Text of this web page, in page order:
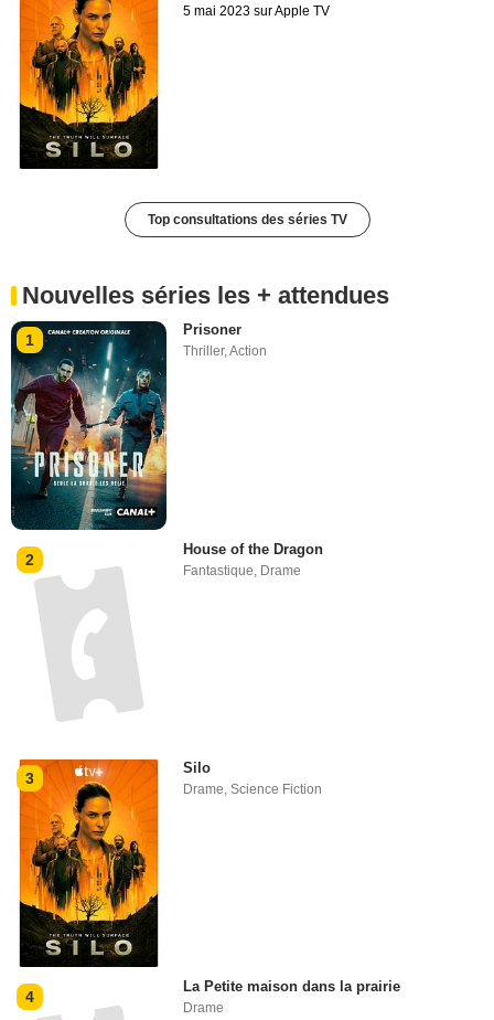
5 mai 2023 sur Apple TV
Top consultations des séries TV
Nouvelles séries les + attendues
1
Prisoner
Thriller,Action
2
House of the Dragon
Fantastique Drame
3
Silo
Drame,Science Fiction
4
La Petite maison dans la prairie
Drame